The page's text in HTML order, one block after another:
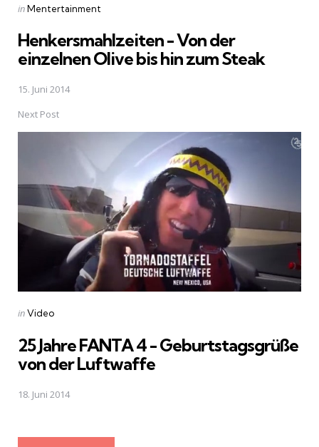
Posted
inMentertainment
Henkersmahlzeiten - Von der
einzelnen Olive bis hin zum Steak
15. Juni 2014
Next Post
Posted
inVideo
25 Jahre FANTA 4 - Geburtstagsgrüße
von der Luftwaffe
18. Juni 2014